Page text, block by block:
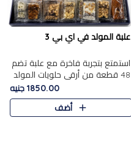
علبة المولد في اي بي 3
استمتع بتجربة فاخرة مع علبة تضم
48 قطعة من أرقى حلويات المولد
الشرقية، في تشكيلة تجمع بين
الأصناف التقليدية الفاخرة والاختيارات
1850.00 جنيه
أضف